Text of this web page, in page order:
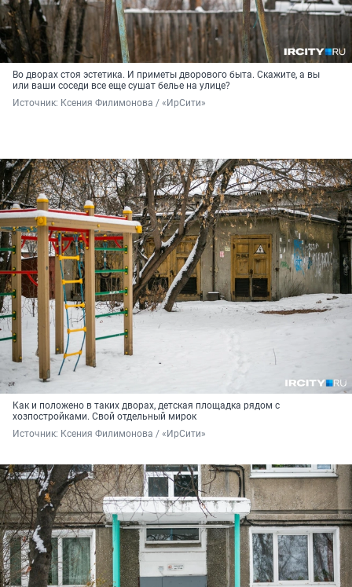
Во дворах стоя эстетика. И приметы дворового быта. Скажите, а вы
или ваши соседи все еще сушат белье на улице?
Источник: Ксения Филимонова / «ИрСити»
Как и положено в таких дворах, детская площадка рядом с
хозпостройками. Свой отдельный мирок
Источник: Ксения Филимонова / «ИрСити»